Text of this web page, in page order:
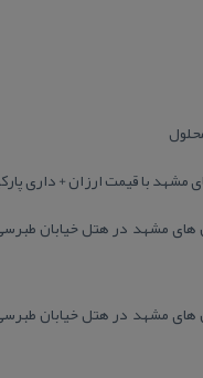
با قیمت ارزان + داری پارکینگ +